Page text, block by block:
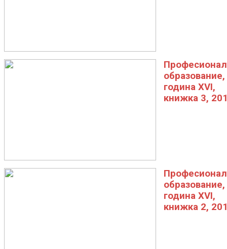
образование,
година XVI,
книжка 3,
образование,
година XVI,
книжка 2,